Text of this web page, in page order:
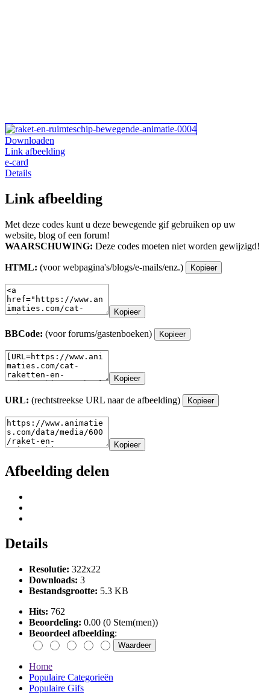
Downloaden
Link afbeelding
e-card
Details
Link afbeelding
Met deze codes kunt u deze bewegende gif gebruiken op uw
website, blog of een forum!
WAARSCHUWING: Deze codes moeten niet worden gewijzigd!
HTML: (voor webpagina's/blogs/e-mails/enz.) Kopieer
Kopieer
BBCode: (voor forums/gastenboeken) Kopieer
Kopieer
URL: (rechtstreekse URL naar de afbeelding) Kopieer
Kopieer
Afbeelding delen
Details
Resolutie: 322x22
Downloads: 3
Bestandsgrootte: 5.3 KB
Hits: 762
Beoordeling: 0.00 (0 Stem(men))
Beoordeel afbeelding:
Home
Populaire Categorieën
Populaire Gifs